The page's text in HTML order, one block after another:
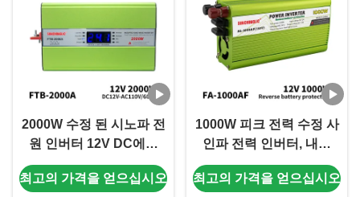
2000W 수정 된 시노파 전
원 인버터 12V DC에서
110V AC 오프 그리드 인
버터
최고의 가격을 얻으십시오
1000W 피크 전력 수정 사
인파 전력 인버터, 내장
USB 충전 및 독립형 전원
사용을 위한 다중 보호 기
최고의 가격을 얻으십시오